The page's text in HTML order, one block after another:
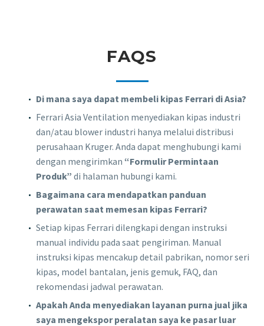
FAQS
Di mana saya dapat membeli kipas Ferrari di Asia?
Ferrari Asia Ventilation menyediakan kipas industri
dan/atau blower industri hanya melalui distribusi
perusahaan Kruger. Anda dapat menghubungi kami
dengan mengirimkan “Formulir Permintaan
Produk” di halaman hubungi kami.
Bagaimana cara mendapatkan panduan
perawatan saat memesan kipas Ferrari?
Setiap kipas Ferrari dilengkapi dengan instruksi
manual individu pada saat pengiriman. Manual
instruksi kipas mencakup detail pabrikan, nomor seri
kipas, model bantalan, jenis gemuk, FAQ, dan
rekomendasi jadwal perawatan.
Apakah Anda menyediakan layanan purna jual jika
saya mengekspor peralatan saya ke pasar luar